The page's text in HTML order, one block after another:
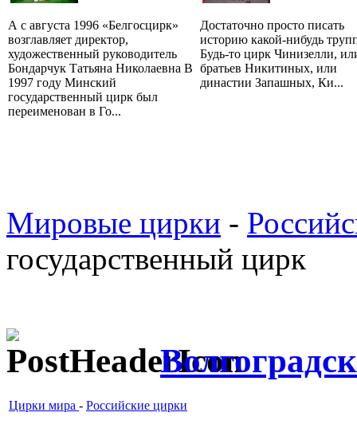
А с августа 1996 «Белгосцирк»
возглавляет директор,
художественный руководитель
Бондарчук Татьяна Николаевна В
1997 году Минский
государственный цирк был
переименован в Го...
Достаточно просто писать
историю какой-нибудь
Будь-то цирк Чинизелли,
братьев Никитиных, или
династии Запашных, Ки...
Мировые цирки -
государственный цирк
Цирки мира - Российские цирки